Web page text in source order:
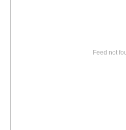
Feed not